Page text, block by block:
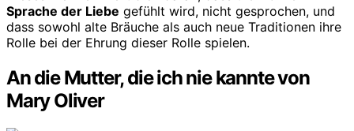
Sprache der Liebe gefühlt wird, nicht gesprochen, und
dass sowohl alte Bräuche als auch neue Traditionen ihre
Rolle bei der Ehrung dieser Rolle spielen.
An die Mutter, die ich nie kannte von
Mary Oliver